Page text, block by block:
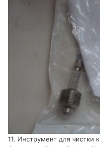
11. Инструмент для чистки